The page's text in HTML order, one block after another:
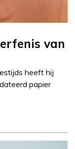
van
heeft hij
papier